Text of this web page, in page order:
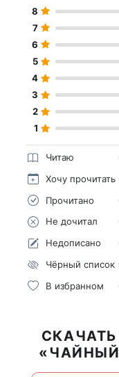
8
7
6
5
4
3
2
1
Читаю
Хочу прочитать
Прочитано
Не дочитал
Недописано
Чёрный список
В избранном